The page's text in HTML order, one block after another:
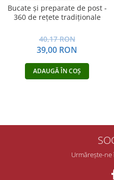
Bucate şi preparate de post -
360 de reţete tradiţionale
40,17 RON
39,00 RON
ADAUGĂ ÎN COȘ
Urmărește-